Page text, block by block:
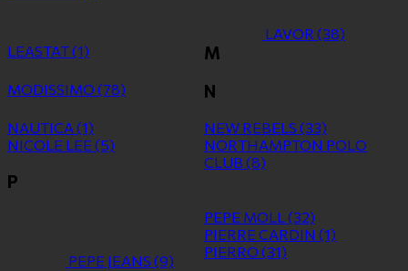
LAVOR (38)
LEASTAT(1) M
MODISSIMO (78) N
NAUTICA (1) NEW REBELS (33)
NICOLE LEE (5)
NORTHAMPTON POLO
CLUB (8)
P
PEPE JEANS (9)
PEPE MOLL(32)
PIERRE CARDIN (1)
PIERRO (31)